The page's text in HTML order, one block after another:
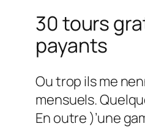
30 tours
payants
Ou trop ils me
mensuels.
En outre )’une